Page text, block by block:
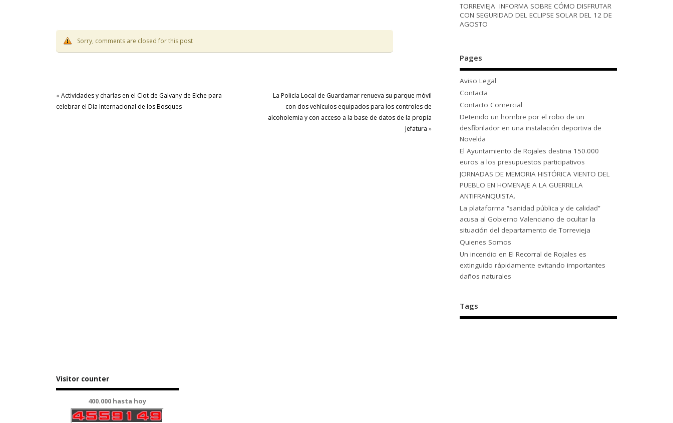
Sorry, comments are closed for this post
« Actividades y charlas en el Clot de Galvany de Elche para
celebrar el Día Internacional de los Bosques
La Policía Local de Guardamar renueva su parque móvil
con dos vehículos equipados para los controles de
alcoholemia y con acceso a la base de datos de la propia
Jefatura »
TORREVIEJA INFORMA SOBRE CÓMO DISFRUTAR
CON SEGURIDAD DEL ECLIPSE SOLAR DEL 12 DE
AGOSTO
Pages
Aviso Legal
Contacta
Contacto Comercial
Detenido un hombre por el robo de un
desfibrilador en una instalación deportiva de
Novelda
El Ayuntamiento de Rojales destina 150.000
euros a los presupuestos participativos
JORNADAS DE MEMORIA HISTÓRICA VIENTO DEL
PUEBLO EN HOMENAJE A LA GUERRILLA
ANTIFRANQUISTA.
La plataforma “sanidad pública y de calidad”
acusa al Gobierno Valenciano de ocultar la
situación del departamento de Torrevieja
Quienes Somos
Un incendio en El Recorral de Rojales es
extinguido rápidamente evitando importantes
daños naturales
Tags
Visitor counter
400.000 hasta hoy